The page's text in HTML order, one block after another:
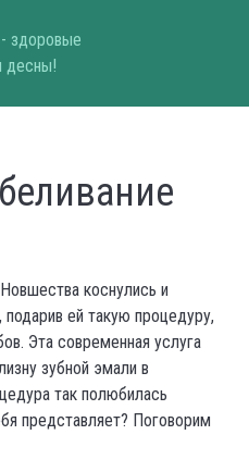
коснулись и
ей такую процедуру,
Эта современная услуга
зубной эмали в
так полюбилась
представляет? Поговорим